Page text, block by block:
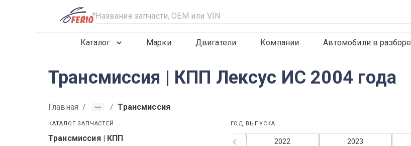
R
Каталог Марки Двигатели Компании Автомобили в разборе
Трансмиссия | КПП Лексус ИС 2004 года
Главная / / Трансмиссия
КАТАЛОГ ЗАПЧАСТЕЙ
Трансмиссия | КПП
ГОД ВЫПУСКА
2023
2022
2019